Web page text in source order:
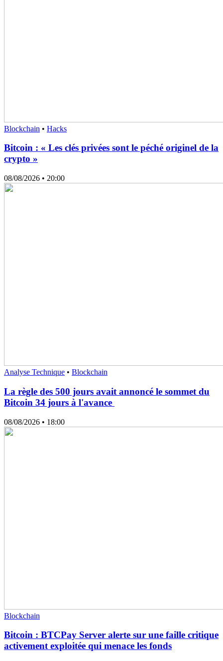
Blockchain • Hacks
Bitcoin : « Les clés privées sont le péché originel de la
crypto »
08/08/2026 • 20:00
Analyse Technique • Blockchain
La règle des 500 jours avait annoncé le sommet du
Bitcoin 34 jours à l'avance
08/08/2026 • 18:00
Blockchain
Bitcoin : BTCPay Server alerte sur une faille critique
activement exploitée qui menace les fonds